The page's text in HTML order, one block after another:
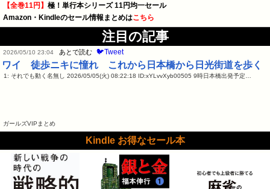
【全巻11円】 極！単行本シリーズ 11円均一セール
Amazon・Kindleのセール情報まとめはこちら
注目の記事
2026/05/10 23:04 あとで読む 🐦Tweet
ワイ 徒歩ニキに憧れ これから日本橋から日光街道を歩く
1: それでも動く名無し 2026/05/05(火) 08:22:18 ID:xYLvvXyb00505 9時日本橋出発予定…
ガールズVIPまとめ
Kindle お得なセール本